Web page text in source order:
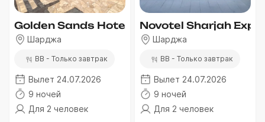
Golden Sands Hotel & Residences
Шарджа
BB - Только завтрак
Вылет 24.07.2026
9 ночей
Для 2 человек
Novotel Sharjah
Шарджа
BB - Только завтрак
Вылет 24.07.2026
9 ночей
Для 2 человек